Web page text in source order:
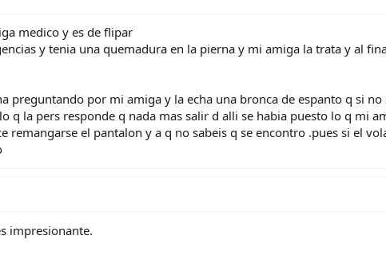
medico y es de flipar
y tenia una quemadura en la pierna y mi amiga la trata y al
preguntando por mi amiga y la echa una bronca de espanto q si
q la pers responde q nada mas salir d alli se habia puesto lo q mi
remangarse el pantalon y a q no sabeis q se encontro .pues si el
impresionante.